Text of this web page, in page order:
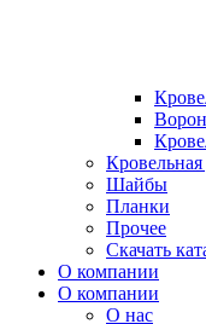
Шайбы
Планки
Прочее
Скачать
О компании
О компании
О нас